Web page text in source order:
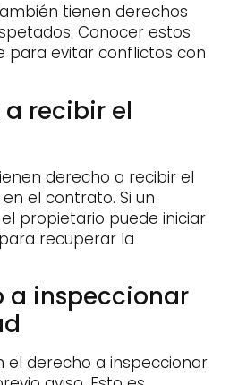
tienen derechos
Conocer estos
para evitar conflictos con
a recibir el
derecho a recibir el
el contrato. Si un
propietario puede iniciar
recuperar la
a inspeccionar
el derecho a inspeccionar